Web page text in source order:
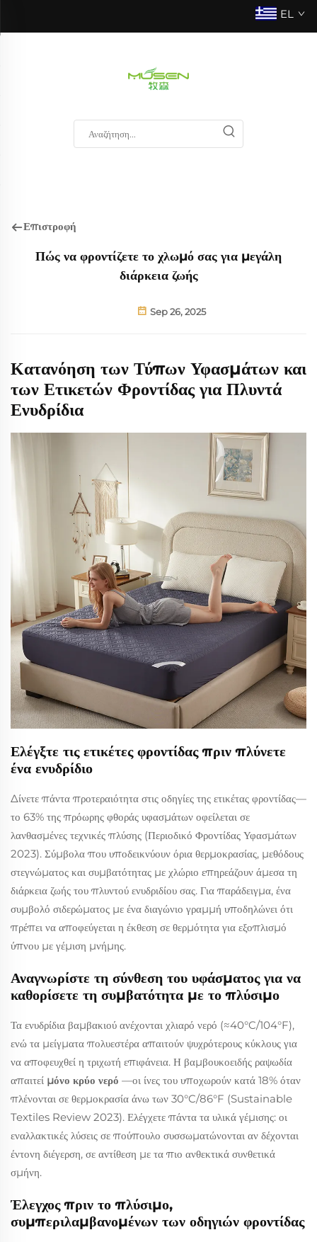
EL
Επιστροφή
Πώς να φροντίζετε το χλωμό σας για μεγάλη
διάρκεια ζωής
Sep 26, 2025
Κατανόηση των Τύπων Υφασμάτων και
των Ετικετών Φροντίδας για Πλυντά
Ενυδρίδια
Ελέγξτε τις ετικέτες φροντίδας πριν πλύνετε
ένα ενυδρίδιο
Δίνετε πάντα προτεραιότητα στις οδηγίες της ετικέτας φροντίδας—
το 63% της πρόωρης φθοράς υφασμάτων οφείλεται σε
λανθασμένες τεχνικές πλύσης (Περιοδικό Φροντίδας Υφασμάτων
2023). Σύμβολα που υποδεικνύουν όρια θερμοκρασίας, μεθόδους
στεγνώματος και συμβατότητας με χλώριο επηρεάζουν άμεσα τη
διάρκεια ζωής του πλυντού ενυδριδίου σας. Για παράδειγμα, ένα
συμβολό σιδερώματος με ένα διαγώνιο γραμμή υποδηλώνει ότι
πρέπει να αποφεύγεται η έκθεση σε θερμότητα για εξοπλισμό
ύπνου με γέμιση μνήμης.
Αναγνωρίστε τη σύνθεση του υφάσματος για να
καθορίσετε τη συμβατότητα με το πλύσιμο
Τα ενυδρίδια βαμβακιού ανέχονται χλιαρό νερό (≈40°C/104°F),
ενώ τα μείγματα πολυεστέρα απαιτούν ψυχρότερους κύκλους για
να αποφευχθεί η τριχωτή επιφάνεια. Η βαμβουκοειδής ραψωδία
απαιτεί μόνο κρύο νερό —οι ίνες του υποχωρούν κατά 18% όταν
πλένονται σε θερμοκρασία άνω των 30°C/86°F (Sustainable
Textiles Review 2023). Ελέγχετε πάντα τα υλικά γέμισης: οι
εναλλακτικές λύσεις σε πούπουλο συσσωματώνονται αν δέχονται
έντονη διέγερση, σε αντίθεση με τα πιο ανθεκτικά συνθετικά
σμήνη.
Έλεγχος πριν το πλύσιμο,
συμπεριλαμβανομένων των οδηγιών φροντίδας